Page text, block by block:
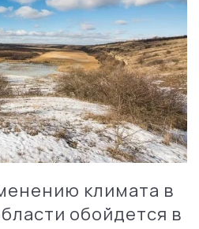
климата в
обойдется в